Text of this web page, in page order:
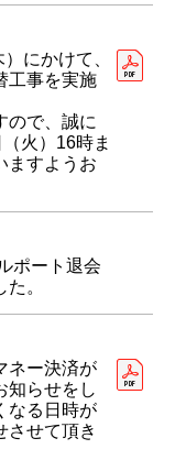
にかけて、
工事を実施
ので、誠に
火）16時ま
ますようお
ポート退会
。
ネー決済が
知らせをし
なる日時が
させて頂き